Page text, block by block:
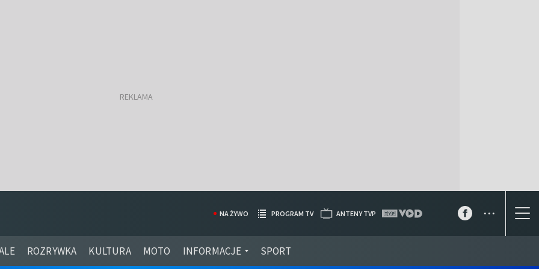
ROZRYWKA KULTURA MOTO INFORMACJE SPORT
NA ŻYWO PROGRAM TV ANTENY TVP ...